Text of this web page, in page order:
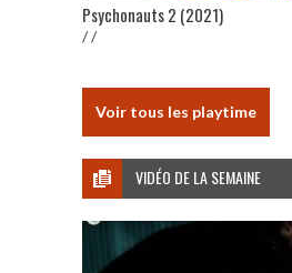
Psychonauts 2 (2021)
/ /
Voir tous les playtime
VIDÉO DE LA SEMAINE